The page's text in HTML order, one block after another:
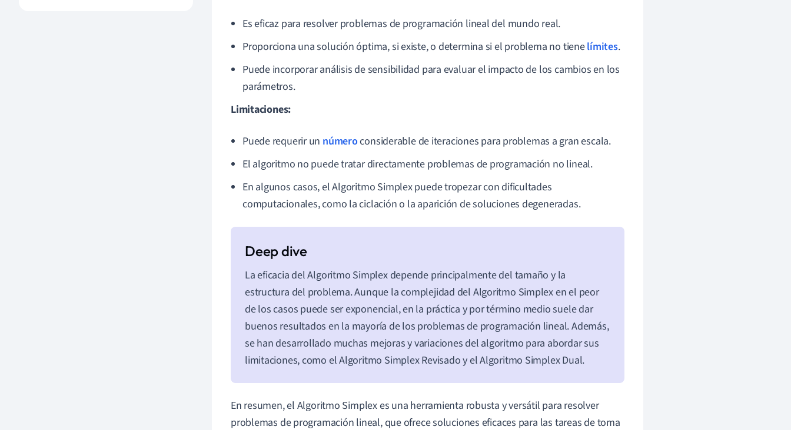
Es eficaz para resolver problemas de programación lineal del mundo real.
Proporciona una solución óptima, si existe, o determina si el problema no tienelímites.
Puede incorporar análisis de sensibilidad para evaluar el impacto de los cambios en los
parámetros.
Limitaciones:
Puede requerir un númeroconsiderable de iteraciones para problemas a gran escala.
El algoritmo no puede tratar directamente problemas de programación no lineal.
En algunos casos, el Algoritmo Simplex puede tropezar con dificultades
computacionales, como la ciclación o la aparición de soluciones degeneradas.
La eficacia del Algoritmo Simplex depende principalmente del tamaño y la
estructura del problema. Aunque la complejidad del Algoritmo Simplex en el peor
de los casos puede ser exponencial, en la práctica y por término medio suele dar
buenos resultados en la mayoría de los problemas de programación lineal. Además,
se han desarrollado muchas mejoras y variaciones del algoritmo para abordar sus
limitaciones, como el Algoritmo Simplex Revisado y el Algoritmo Simplex Dual.
En resumen, el Algoritmo Simplex es una herramienta robusta y versátil para resolver
problemas de programación lineal, que ofrece soluciones eficaces para las tareas de toma